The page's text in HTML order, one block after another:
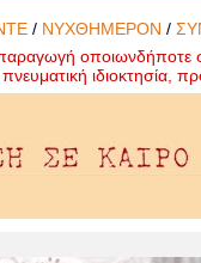
/ ΝΥΧΘΗΜΕΡΟΝ /
οποιωνδήποτε
ιδιοκτησία,